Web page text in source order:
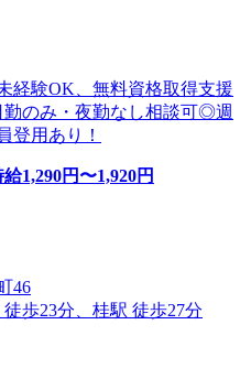
経験OK、無料資格取得支援
のみ・夜勤なし相談可◎週
登用あり！
給1,290円〜1,920円
46
歩23分、桂駅 徒歩27分